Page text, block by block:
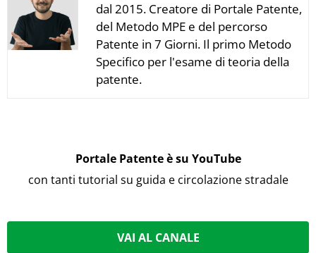
dal 2015. Creatore di Portale Patente,
del Metodo MPE e del percorso
Patente in 7 Giorni. Il primo Metodo
Specifico per l'esame di teoria della
patente.
Portale Patente è su YouTube
con tanti tutorial su guida e circolazione stradale
VAI AL CANALE